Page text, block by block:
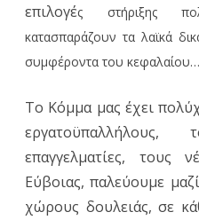
επιλογές στήριξης
κατασπαράζουν τα λαϊκά
συμφέροντα του κεφαλαίου…
Το Κόμμα μας έχει
επαγγελματίες, τους
Εύβοιας, παλεύουμε
χώρους δουλειάς, σε